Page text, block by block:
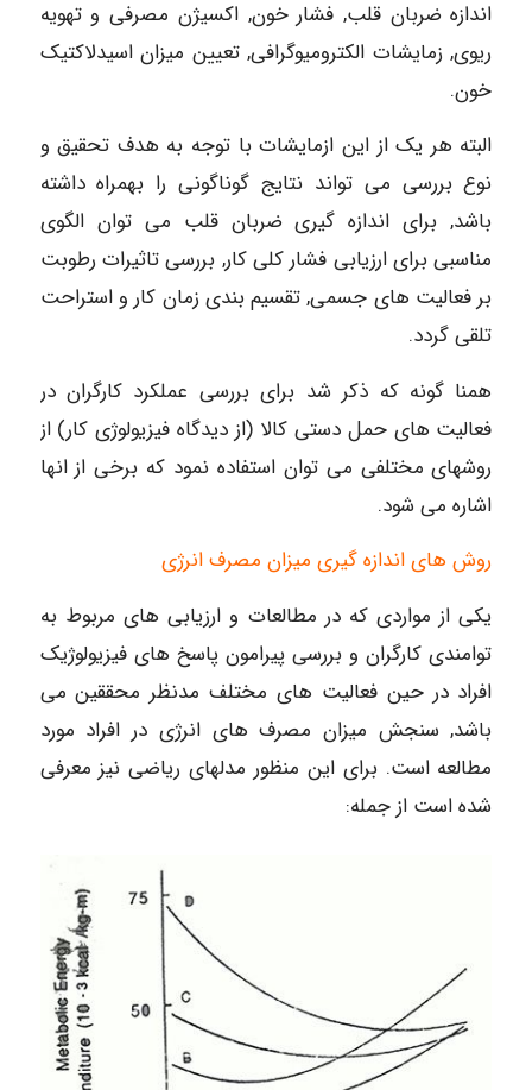
اندازه ضربان قلب, فشار خون, اکسیژن مصرفی و تهویه
ریوی, زمایشات الکترومیوگرافی, تعیین میزان اسیدلاکتیک
خون.
البته هر یک از این ازمایشات با توجه به هدف تحقیق و
نوع بررسی می تواند نتایج گوناگونی را بهمراه داشته
باشد, برای اندازه گیری ضربان قلب می توان الگوی
مناسبی برای ارزیابی فشار کلی کار, بررسی تاثیرات رطوبت
بر فعالیت های جسمی, تقسیم بندی زمان کار و استراحت
تلقی گردد.
همنا گونه که ذکر شد برای بررسی عملکرد کارگران در
فعالیت های حمل دستی کالا (از دیدگاه فیزیولوژی کار) از
روشهای مختلفی می توان استفاده نمود که برخی از انها
اشاره می شود.
روش های اندازه گیری میزان مصرف انرژی
یکی از مواردی که در مطالعات و ارزیابی های مربوط به
توامندی کارگران و بررسی پیرامون پاسخ های فیزیولوژیک
افراد در حین فعالیت های مختلف مدنظر محققین می
باشد, سنجش میزان مصرف های انرژی در افراد مورد
مطالعه است. برای این منظور مدلهای ریاضی نیز معرفی
شده است از جمله: